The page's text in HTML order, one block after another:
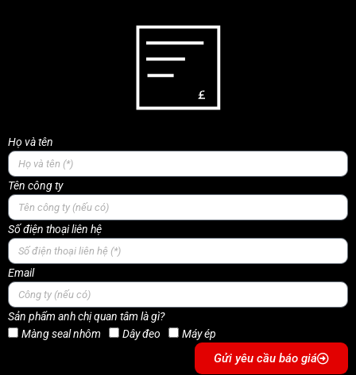
Họ và tên
Tên công ty
Số điện thoại liên hệ
Email
Sản phẩm anh chị quan tâm là gì?
Màng seal nhôm
Dây đeo Máy ép
Gửi yêu cầu báo giá